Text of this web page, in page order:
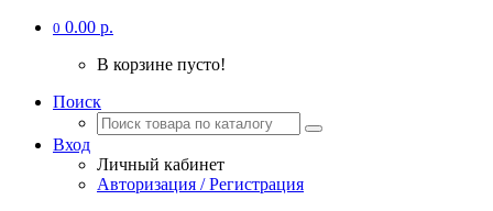
0 0.00 р.
В корзине пусто!
Поиск
Вход
Личный кабинет
Авторизация / Регистрация